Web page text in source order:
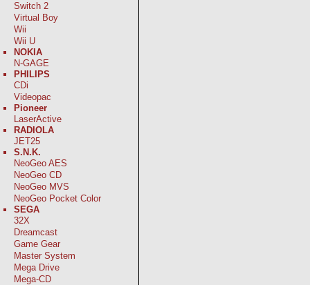
Switch 2
Virtual Boy
Wii
Wii U
NOKIA
N-GAGE
PHILIPS
CDi
Videopac
Pioneer
LaserActive
RADIOLA
JET25
S.N.K.
NeoGeo AES
NeoGeo CD
NeoGeo MVS
NeoGeo Pocket Color
SEGA
32X
Dreamcast
Game Gear
Master System
Mega Drive
Mega-CD